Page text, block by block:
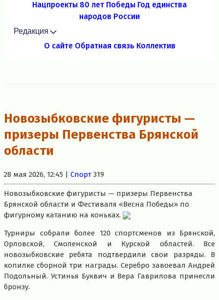
Нацпроекты 80 лет Победы Год единства
народов России
Редакция
О сайте Обратная связь Коллектив
Новозыбковские фигуристы —
призеры Первенства Брянской
области
28 мая 2026, 12:45 | Спорт 319
Новозыбковские фигуристы — призеры Первенства
Брянской области и Фестиваля «Весна Победы» по
фигурному катанию на коньках.
Турниры собрали более 120 спортсменов из Брянской,
Орловской, Смоленской и Курской областей. Все
новозыбковские ребята подтвердили свои разряды. В
копилке сборной три награды. Серебро завоевал Андрей
Подольный. Устинья Буквич и Вера Гаврилова принесли
бронзу.